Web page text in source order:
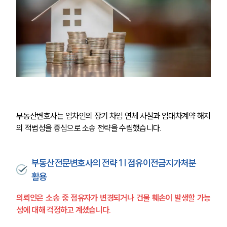
부동산변호사는 임차인의 장기 차임 연체 사실과 임대차계약 해지
의 적법성을 중심으로 소송 전략을 수립했습니다.
부동산전문변호사의 전략 1 | 점유이전금지가처분
활용
의뢰인은 소송 중 점유자가 변경되거나 건물 훼손이 발생할 가능
성에 대해 걱정하고 계셨습니다.